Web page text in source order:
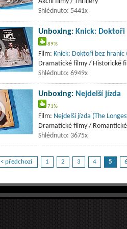
Shlédnuto: 5441x
Unboxing: Knick: Doktoři
89%
Film: Knick: Doktoři bez hranic
Dramatické filmy / Historické
Shlédnuto: 6949x
Unboxing: Nejdelší jízda
71%
Film: Nejdelší jízda (The
Dramatické filmy /
Shlédnuto: 3675x
< předchozí 1 2 3 4 5 6